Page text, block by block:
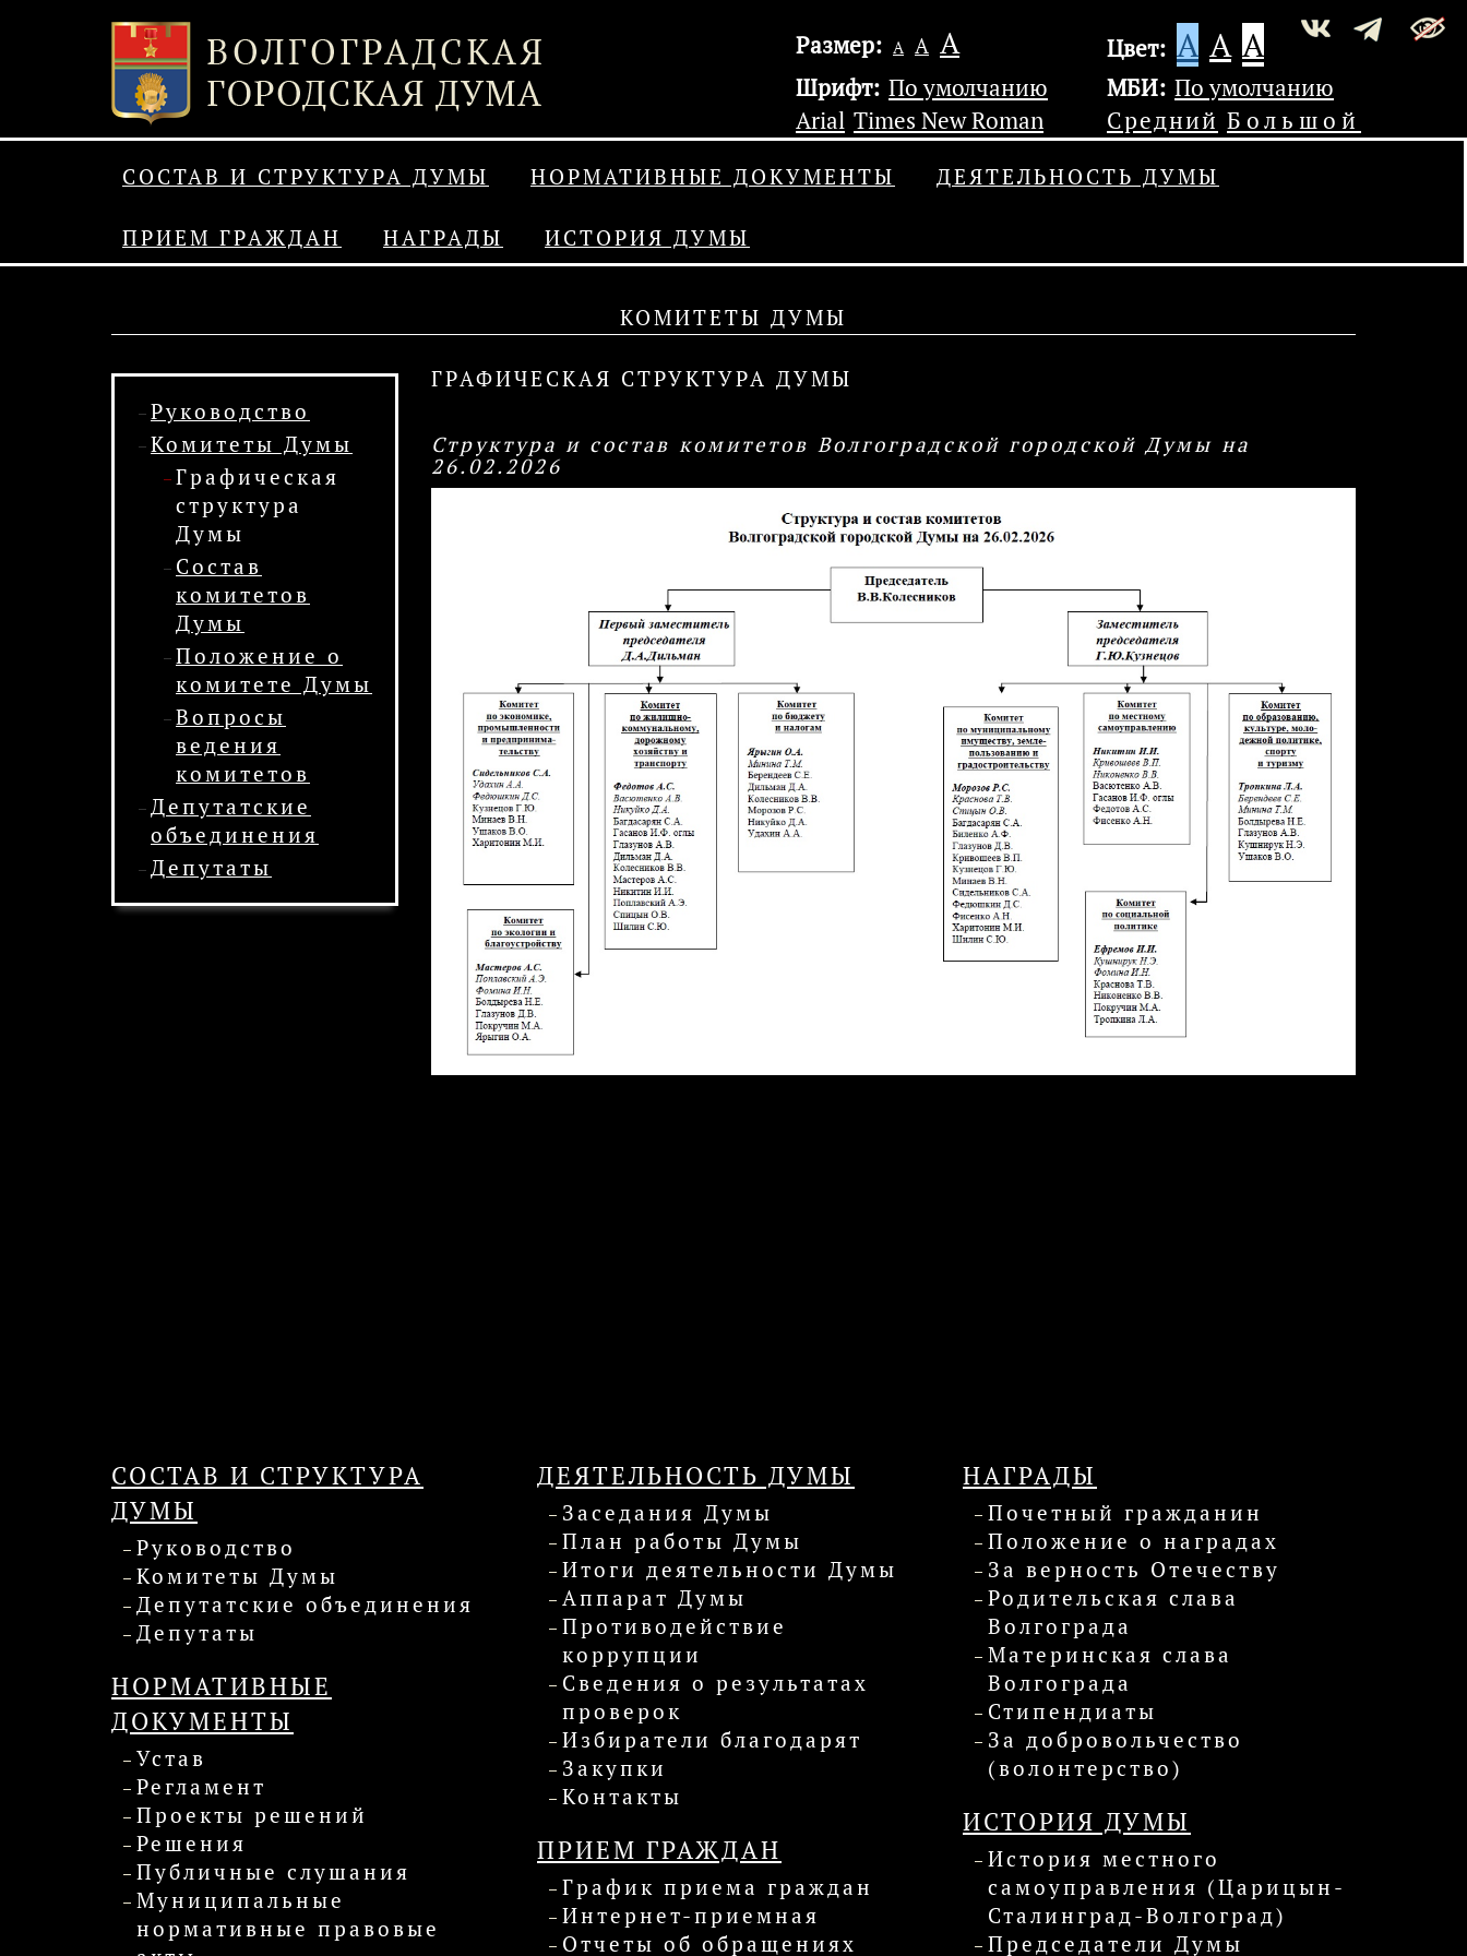
Размер: А А А Цвет: A A A
Шрифт: По умолчанию
Arial Times New Roman
МБИ: По умолчанию
Средний Большой
СОСТАВ И СТРУКТУРА ДУМЫ НОРМАТИВНЫЕ ДОКУМЕНТЫ ДЕЯТЕЛЬНОСТЬ ДУМЫ
ПРИЕМ ГРАЖДАН НАГРАДЫ ИСТОРИЯ ДУМЫ
КОМИТЕТЫ ДУМЫ
Руководство
Комитеты Думы
Графическая
структура
Думы
Состав
комитетов
Думы
Положение о
комитете Думы
Вопросы
ведения
комитетов
Депутатские
объединения
Депутаты
ГРАФИЧЕСКАЯ СТРУКТУРА ДУМЫ
Структура и состав комитетов Волгоградской городской Думы на
26.02.2026
СОСТАВ И СТРУКТУРА
ДУМЫ
Руководство
Комитеты Думы
Депутатские объединения
Депутаты
НОРМАТИВНЫЕ
ДОКУМЕНТЫ
Устав
Регламент
Проекты решений
Решения
Публичные слушания
Муниципальные
нормативные правовые
ДЕЯТЕЛЬНОСТЬ ДУМЫ
Заседания Думы
План работы Думы
Итоги деятельности Думы
Аппарат Думы
Противодействие
коррупции
Сведения о результатах
проверок
Избиратели благодарят
Закупки
Контакты
ПРИЕМ ГРАЖДАН
График приема граждан
Интернет-приемная
Отчеты об обращениях
НАГРАДЫ
Почетный гражданин
Положение о наградах
За верность Отечеству
Родительская слава
Волгограда
Материнская слава
Волгограда
Стипендиаты
За добровольчество
(волонтерство)
ИСТОРИЯ ДУМЫ
История местного
самоуправления (Царицын-
Сталинград-Волгоград)
Председатели Думы